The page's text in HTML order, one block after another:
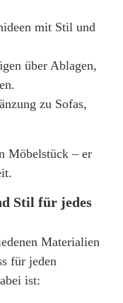
mit Stil und
über Ablagen,
zu Sofas,
Möbelstück – er
Stil für jedes
Materialien
für jeden
ist: